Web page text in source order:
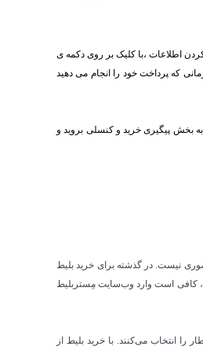
اطلاعات ،با کلیک بر روی دکمه ی
که پرداخت خود را انجام می دهید
به بخش پیگیری خرید و کنسلی بروید و
حضوری نیست. در گذشته برای خرید بلیط
کافی است وارد وب‌سایت مِستربلیط
انتخاب می‌کنند. با خرید بلیط از